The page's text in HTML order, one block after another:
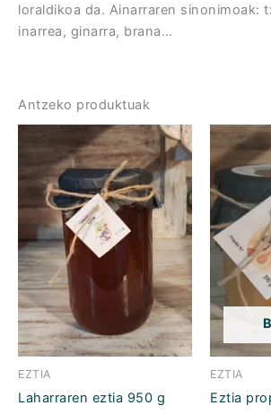
loraldikoa da. Ainarraren sinonimoak:
inarrea, ginarra, brana…
Antzeko produktuak
EZTIA
Laharraren eztia 950 g
EZTIA
Eztia